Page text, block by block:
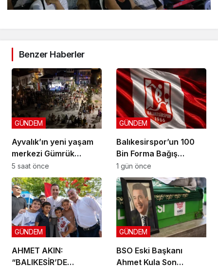
Benzer Haberler
Ayvalık’ın yeni yaşam
merkezi Gümrük
Meydanı açıldı
GÜNDEM
5 saat önce
Balıkesirspor’un 100
Bin Forma Bağış
Kampanyası 10 Bin
Formada Kaldı!
GÜNDEM
1 gün önce
AHMET AKIN:
“BALIKESİR’DE
GÜNDEM
BSO Eski Başkanı
Ahmet Kula Son
GÜNDEM